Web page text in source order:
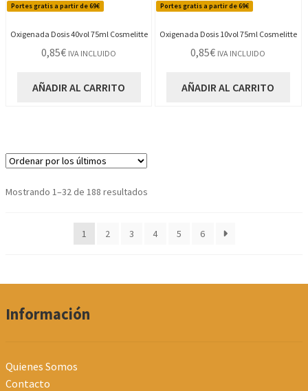
Portes gratis a partir de 69€
Oxigenada Dosis 40vol 75ml Cosmelitte
0,85€ IVA INCLUIDO
AÑADIR AL CARRITO
Portes gratis a partir de 69€
Oxigenada Dosis 10vol 75ml Cosmelitte
0,85€ IVA INCLUIDO
AÑADIR AL CARRITO
Mostrando 1–32 de 188 resultados
últimos
1 2 3 4 5 6
Información
Quienes Somos
Contacto